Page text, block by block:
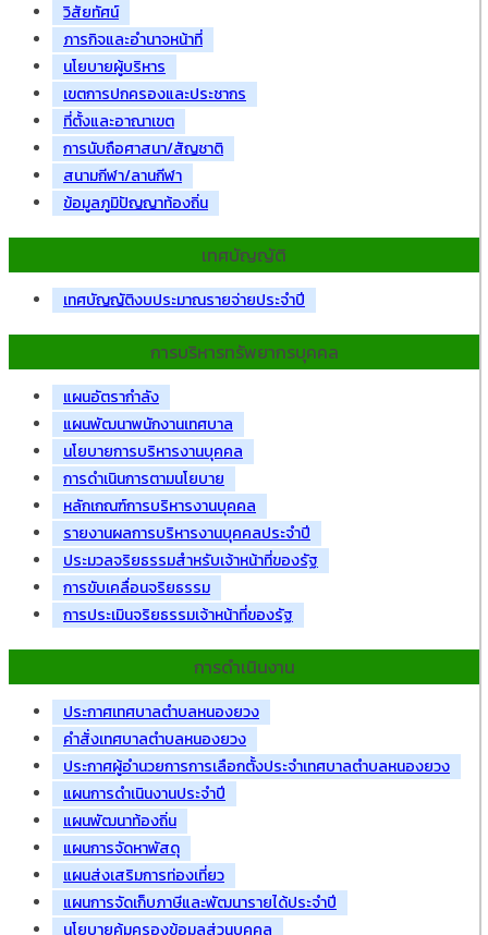
วิสัยทัศน์
ภารกิจและอำนาจหน้าที่
นโยบายผู้บริหาร
เขตการปกครองและประชากร
ที่ตั้งและอาณาเขต
การนับถือศาสนา/สัญชาติ
สนามกีฬา/ลานกีฬา
ข้อมูลภูมิปัญญาท้องถิ่น
เทศบัญญัติ
เทศบัญญัติงบประมาณรายจ่ายประจำปี
การบริหารทรัพยากรบุคคล
แผนอัตรากำลัง
แผนพัฒนาพนักงานเทศบาล
นโยบายการบริหารงานบุคคล
การดำเนินการตามนโยบาย
หลักเกณฑ์การบริหารงานบุคคล
รายงานผลการบริหารงานบุคคลประจำปี
ประมวลจริยธรรมสำหรับเจ้าหน้าที่ของรัฐ
การขับเคลื่อนจริยธรรม
การประเมินจริยธรรมเจ้าหน้าที่ของรัฐ
การดำเนินงาน
ประกาศเทศบาลตำบลหนองยวง
คำสั่งเทศบาลตำบลหนองยวง
ประกาศผู้อำนวยการการเลือกตั้งประจำเทศบาลตำบลหนองยวง
แผนการดำเนินงานประจำปี
แผนพัฒนาท้องถิ่น
แผนการจัดหาพัสดุ
แผนส่งเสริมการท่องเที่ยว
แผนการจัดเก็บภาษีและพัฒนารายได้ประจำปี
นโยบายคุ้มครองข้อมูลส่วนบุคคล